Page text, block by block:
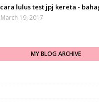
cara lulus test jpj kereta -
March 19, 2017
MY BLOG ARCHIVE